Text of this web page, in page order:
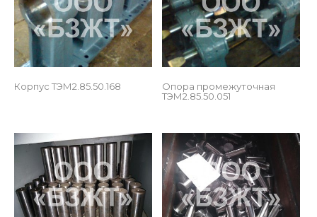
Корпус ТЭМ2.85.50.168
Опора промежуточная
ТЭМ2.85.50.051